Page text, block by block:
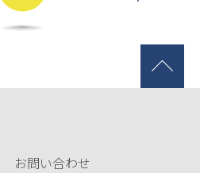
お問い合わせ